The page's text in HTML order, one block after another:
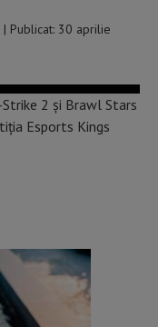
| Publicat: 30 aprilie